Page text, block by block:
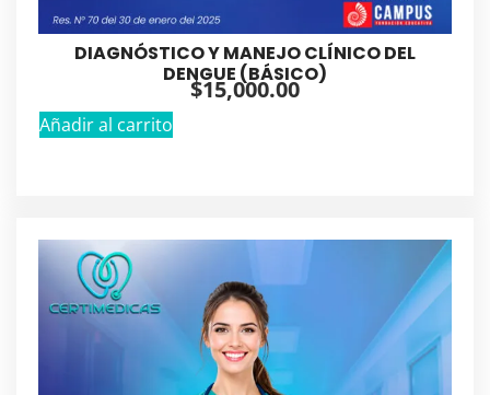
DIAGNÓSTICO Y MANEJO CLÍNICO DEL
DENGUE (BÁSICO)
$15,000.00
Añadir al carrito